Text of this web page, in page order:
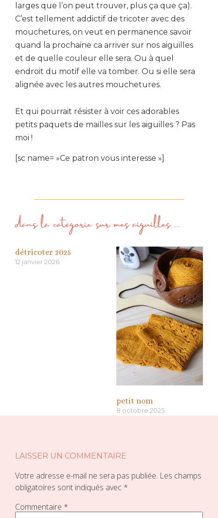
larges que l’on peut trouver, plus ça que ça).
C’est tellement addictif de tricoter avec des
mouchetures, on veut en permanence savoir
quand la prochaine ca arriver sur nos aiguilles
et de quelle couleur elle sera. Ou à quel
endroit du motif elle va tomber. Ou si elle sera
alignée avec les autres mouchetures.
Et qui pourrait résister à voir ces adorables
petits paquets de mailles sur les aiguilles ? Pas
moi !
[sc name= »Ce patron vous interesse »]
dans la catégoriesur mes aiguilles...
détricoter 2025
12 janvier 2026
petit nom
8 octobre 2025
LAISSER UN COMMENTAIRE
Votre adresse e-mail ne sera pas publiée. Les champs
obligatoires sont indiqués avec *
Commentaire *